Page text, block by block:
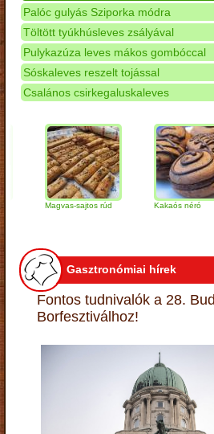
Palóc gulyás Sziporka módra
Töltött tyúkhúsleves zsályával
Pulykazúza leves mákos gombóccal
Sóskaleves reszelt tojással
Csalános csirkegaluskaleves
Magvas-sajtos rúd Kakaós néró
Gasztronómiai hírek
Fontos tudnivalók a 28.
Borfesztiválhoz!